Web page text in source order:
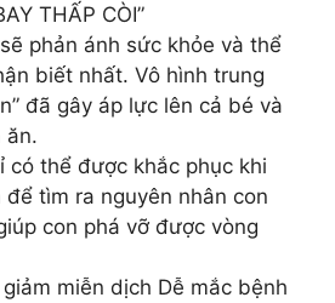
THẤP CÒI”
phản ánh sức khỏe và thể
biết nhất. Vô hình trung
đã gây áp lực lên cả bé và
ăn.
có thể được khắc phục khi
để tìm ra nguyên nhân con
con phá vỡ được vòng
miễn dịch Dễ mắc bệnh